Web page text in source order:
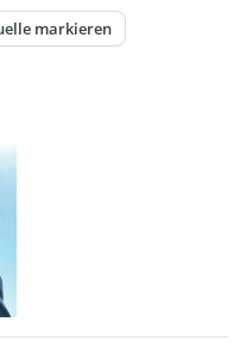
markieren